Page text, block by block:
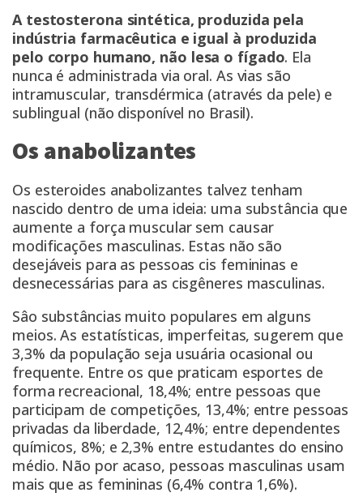
A testosterona sintética, produzida pela
indústria farmacêutica e igual à produzida
pelo corpo humano, não lesa o fígado. Ela
nunca é administrada via oral. As vias são
intramuscular, transdérmica (através da pele) e
sublingual (não disponível no Brasil).
Os anabolizantes
Os esteroides anabolizantes talvez tenham
nascido dentro de uma ideia: uma substância que
aumente a força muscular sem causar
modificações masculinas. Estas não são
desejáveis para as pessoas cis femininas e
desnecessárias para as cisgêneres masculinas.
Sâo substâncias muito populares em alguns
meios. As estatísticas, imperfeitas, sugerem que
3,3% da população seja usuária ocasional ou
frequente. Entre os que praticam esportes de
forma recreacional, 18,4%; entre pessoas que
participam de competições, 13,4%; entre pessoas
privadas da liberdade, 12,4%; entre dependentes
químicos, 8%; e 2,3% entre estudantes do ensino
médio. Não por acaso, pessoas masculinas usam
mais que as femininas (6,4% contra 1,6%).